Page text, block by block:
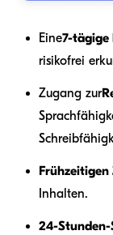
Eine7-tägige
risikofrei
Zugang zur
Frühzeitigen
Inhalten.
24-